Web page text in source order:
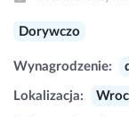
Dorywczo
Wynagrodzenie:
Lokalizacja: